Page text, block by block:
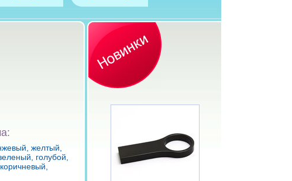
желтый,
голубой,